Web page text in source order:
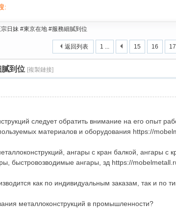
:
/交友/台灣按摩舒壓叫小姐gleezy/台灣喝茶/按摩/舒壓/
日妹 #東京在地 #服務細膩到位
1 ... 15 16 17
返回列表
到位 [複製鏈接]
следует обратить внимание на его опыт
материалов и оборудования https://
ангары с кран балкой, ангары с
быстровозводимые ангары, зд https://
как по индивидуальным заказам, так и
металлоконструкций в промышленности?